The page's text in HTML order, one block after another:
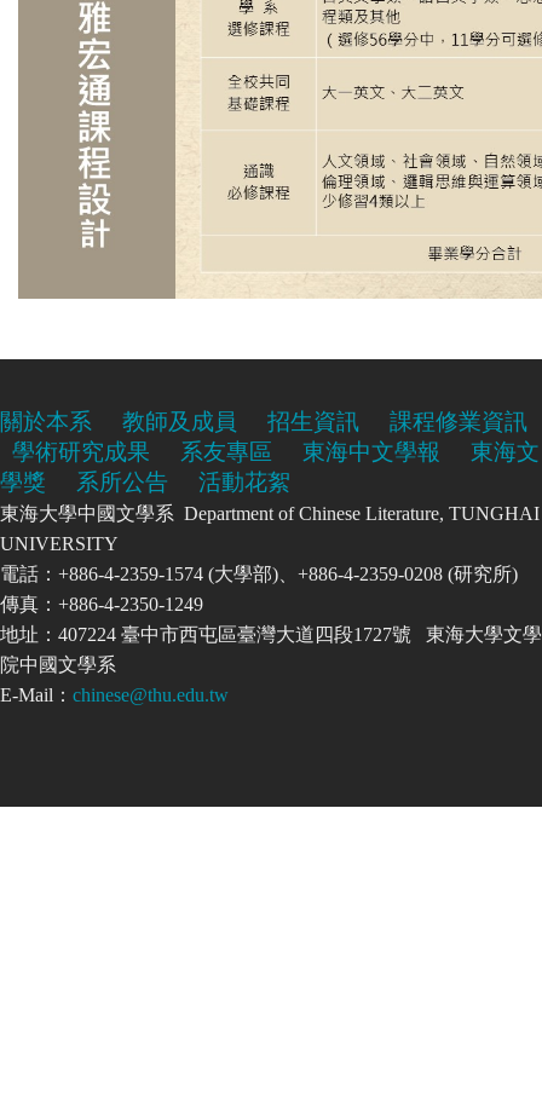
關於本系 教師及成員 招生資訊
課程修業資訊
學術研究成果
系友專區 東海中文學報
東海文
學獎
系所公告 活動花絮
東海大學中國文學系 Department of Chinese Literature, TUNGHAI
UNIVERSITY
電話：+886-4-2359-1574 (大學部)、+886-4-2359-0208 (研究所)
傳真：+886-4-2350-1249
地址：407224 臺中市西屯區臺灣大道四段1727號 東海大學文學
院中國文學系
E-Mail： chinese@thu.edu.tw